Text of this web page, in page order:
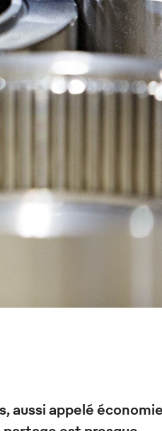
aussi appelé économie